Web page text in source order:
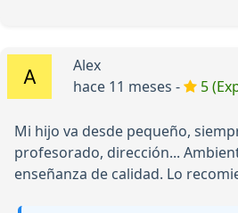
Alex
hace 11 meses -
5
Mi hijo va desde pequeño,
profesorado, dirección...
enseñanza de calidad. Lo